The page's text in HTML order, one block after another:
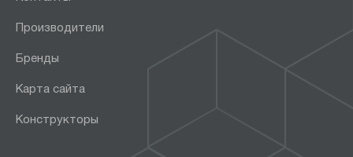
Производители
Бренды
Карта сайта
Конструкторы